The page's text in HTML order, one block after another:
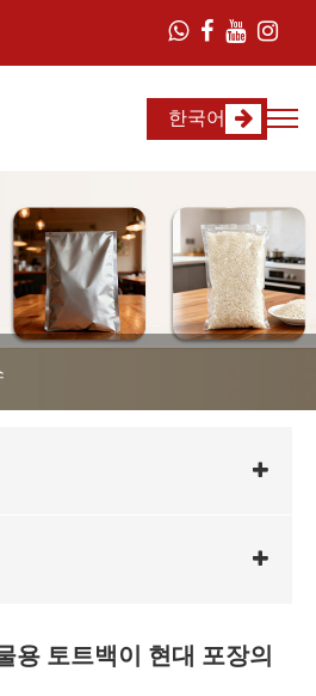
한국어
용 토트백이 현대 포장의